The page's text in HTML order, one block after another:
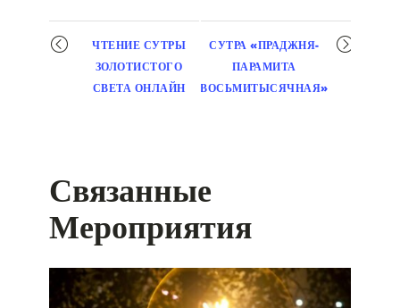
Мероприятие
навигация
ЧТЕНИЕ СУТРЫ
ЗОЛОТИСТОГО
СВЕТА ОНЛАЙН
СУТРА «ПРАДЖНЯ-
ПАРАМИТА
ВОСЬМИТЫСЯЧНАЯ»
Связанные
Мероприятия